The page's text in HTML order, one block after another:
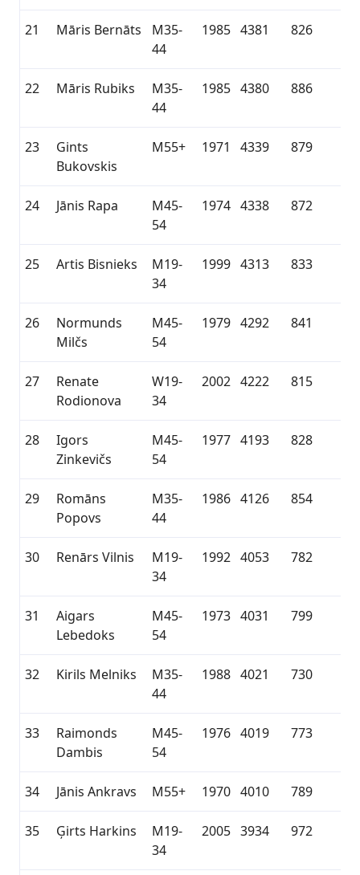
21 Māris Bernāts
M35-
44
1985 4381 826
22 Māris Rubiks
M35-
44
1985 4380 886
23
Gints
Bukovskis
M55+ 1971 4339 879
24 Jānis Rapa
M45-
54
1974 4338 872
25 Artis Bisnieks
M19-
34
1999 4313 833
26
Normunds
Milčs
M45-
54
1979 4292 841
27
Renate
Rodionova
W19-
34
2002 4222 815
28
Igors
Zinkevičs
M45-
54
1977 4193 828
29
Romāns
Popovs
M35-
44
1986 4126 854
30 Renārs Vilnis
M19-
34
1992 4053 782
31
Aigars
Lebedoks
M45-
54
1973 4031 799
32 Kirils Melniks
M35-
44
1988 4021 730
33
Raimonds
Dambis
M45-
54
1976 4019 773
34 Jānis Ankravs M55+ 1970 4010 789
35 Ģirts Harkins
M19-
34
2005 3934 972